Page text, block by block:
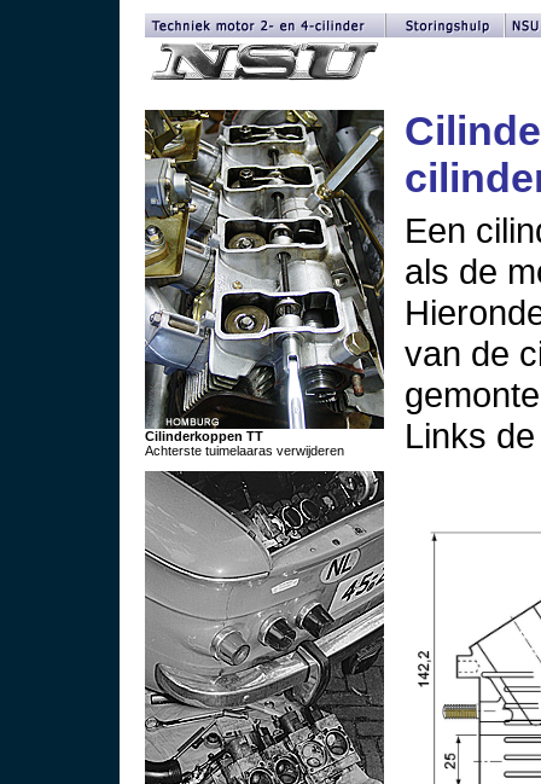
Cilinderkoppen TT
Achterste tuimelaaras verwijderen
Een
als de
van de
Links